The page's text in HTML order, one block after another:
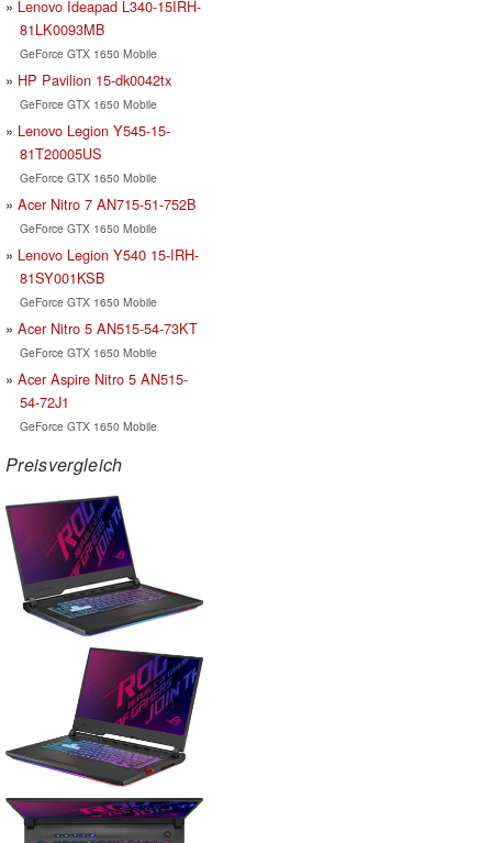
Lenovo Ideapad L340-15IRH-
81LK0093MB
GeForce GTX 1650 Mobile
HP Pavilion 15-dk0042tx
GeForce GTX 1650 Mobile
Lenovo Legion Y545-15-
81T20005US
GeForce GTX 1650 Mobile
Acer Nitro 7 AN715-51-752B
GeForce GTX 1650 Mobile
Lenovo Legion Y540 15-IRH-
81SY001KSB
GeForce GTX 1650 Mobile
Acer Nitro 5 AN515-54-73KT
GeForce GTX 1650 Mobile
Acer Aspire Nitro 5 AN515-
54-72J1
GeForce GTX 1650 Mobile
Preisvergleich